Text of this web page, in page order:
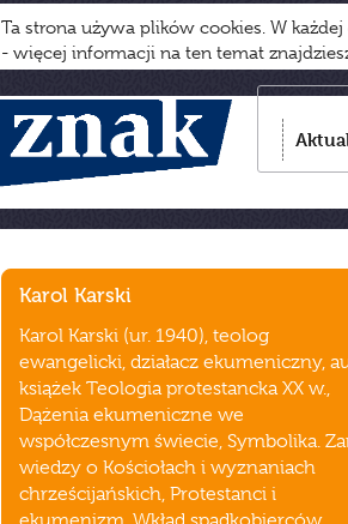
Ta strona używa plików cookies. W
- więcej informacji na ten temat
Karol Karski
Karol Karski (ur. 1940), teolog
ewangelicki, działacz ekumeniczny,
książek Teologia protestancka XX w.,
Dążenia ekumeniczne we
współczesnym świecie, Symbolika.
wiedzy o Kościołach i wyznaniach
chrześcijańskich, Protestanci i